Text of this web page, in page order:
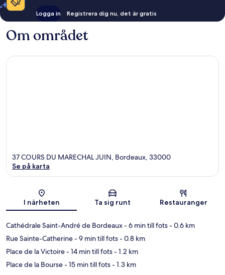
Logga in Registrera dig nu, det är gratis
Om området
Karta
37 COURS DU MARECHAL JUIN, Bordeaux, 33000
Se på karta
I närheten Ta sig runt Restauranger
Cathédrale Saint-André de Bordeaux- 6 min till fots- 0.6 km
Rue Sainte-Catherine- 9 min till fots- 0.8 km
Place de la Victoire- 14 min till fots- 1.2 km
Place de la Bourse- 15 min till fots- 1.3 km